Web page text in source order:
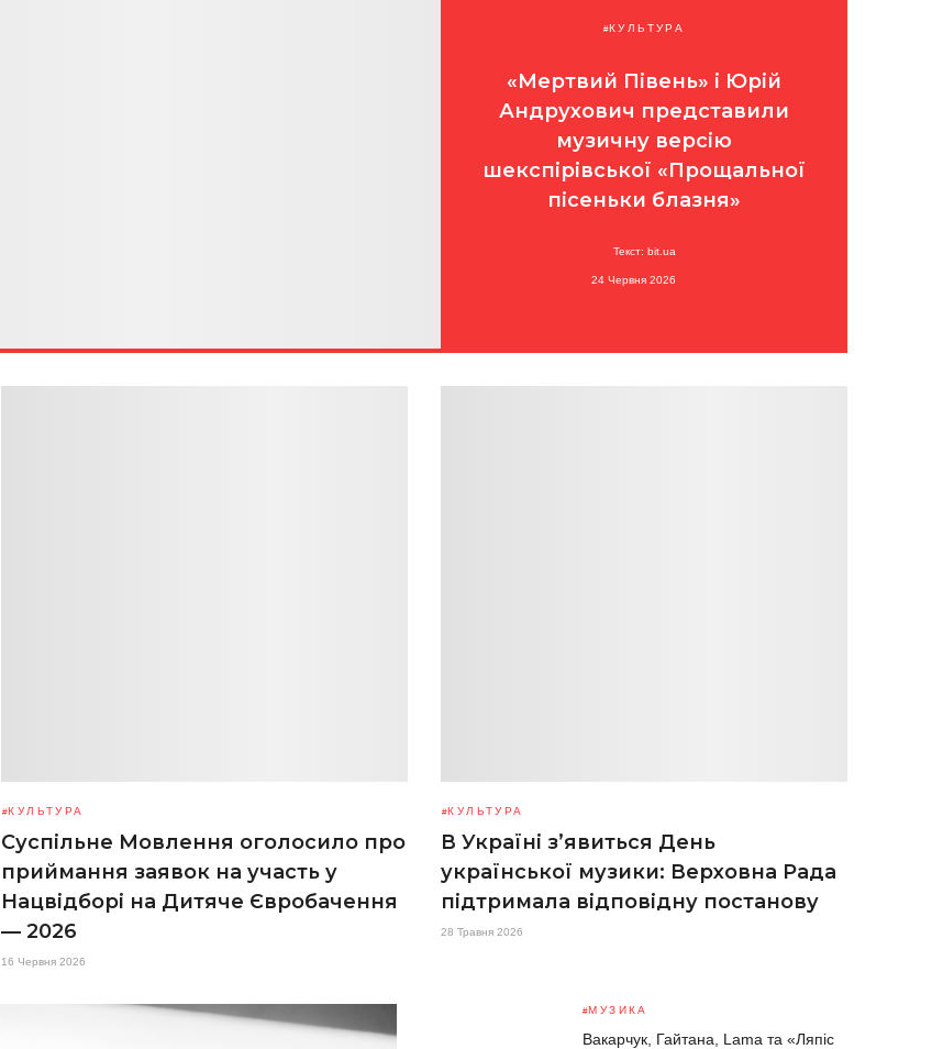
КУЛЬТУРА
«Мертвий Півень» і Юрій
Андрухович представили
музичну версію
шекспірівської «Прощальної
пісеньки блазня»
Текст: bit.ua
24 Червня 2026
КУЛЬТУРА
Суспільне Мовлення оголосило про
приймання заявок на участь у
Нацвідборі на Дитяче Євробачення
— 2026
16 Червня 2026
КУЛЬТУРА
В Україні з’явиться День
української музики: Верховна Рада
підтримала відповідну постанову
28 Травня 2026
МУЗИКА
Вакарчук, Гайтана, Lama та «Ляпіс